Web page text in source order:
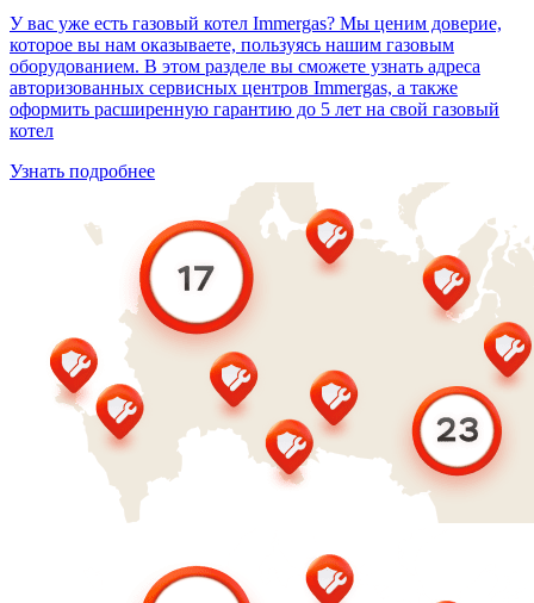
У вас уже есть газовый котел Immergas? Мы ценим доверие,
которое вы нам оказываете, пользуясь нашим газовым
оборудованием. В этом разделе вы сможете узнать адреса
авторизованных сервисных центров Immergas, а также
оформить расширенную гарантию до 5 лет на свой газовый
котел
Узнать подробнее